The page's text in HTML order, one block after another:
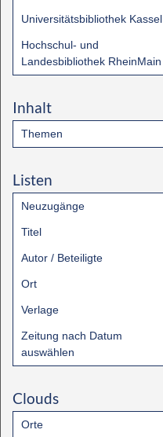
Universitätsbibliothek Kassel
Hochschul- und
Landesbibliothek RheinMain
Inhalt
Themen
Listen
Neuzugänge
Titel
Autor / Beteiligte
Ort
Verlage
Zeitung nach Datum
auswählen
Clouds
Orte